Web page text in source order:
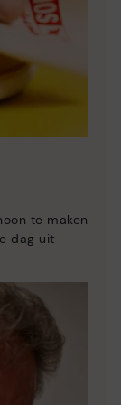
te maken
dag uit